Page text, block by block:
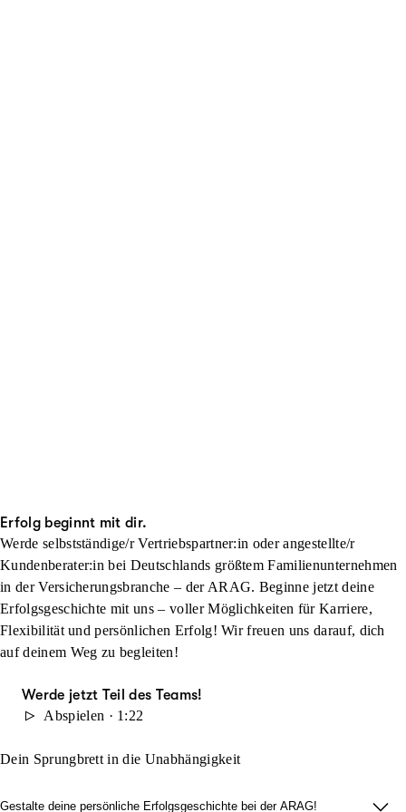
Erfolg beginnt mit dir.
Werde selbstständige/r Vertriebspartner:in oder angestellte/r
Kundenberater:in bei Deutschlands größtem Familienunternehmen
in der Versicherungsbranche – der ARAG. Beginne jetzt deine
Erfolgsgeschichte mit uns – voller Möglichkeiten für Karriere,
Flexibilität und persönlichen Erfolg! Wir freuen uns darauf, dich
auf deinem Weg zu begleiten!
Werde jetzt Teil des Teams!
Abspielen · 1:22
Dein Sprungbrett in die Unabhängigkeit
Gestalte deine persönliche Erfolgsgeschichte bei der ARAG!